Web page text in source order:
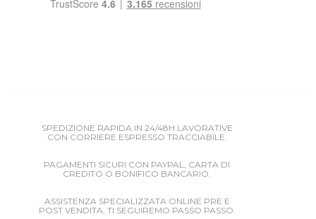
SPEDIZIONE RAPIDA IN 24/48H LAVORATIVE
CON CORRIERE ESPRESSO TRACCIABILE.
PAGAMENTI SICURI CON PAYPAL, CARTA DI
CREDITO O BONIFICO BANCARIO.
ASSISTENZA SPECIALIZZATA ONLINE PRE E
POST VENDITA, TI SEGUIREMO PASSO PASSO.